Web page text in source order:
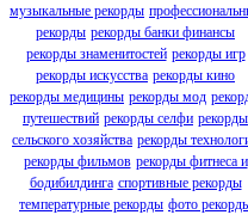
музыкальные рекорды
рекорды рекорды банки финансы
рекорды знаменитостей рекорды игр
рекорды искусства рекорды кино
рекорды медицины рекорды мод
путешествий рекорды селфи рекорды
сельского хозяйства рекорды
рекорды фильмов рекорды фитнеса и
бодибилдинга спортивные рекорды
температурные рекорды фото